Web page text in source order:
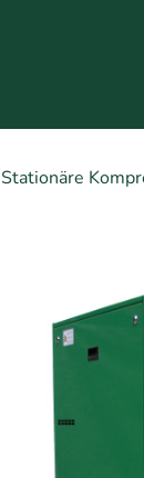
Stationäre